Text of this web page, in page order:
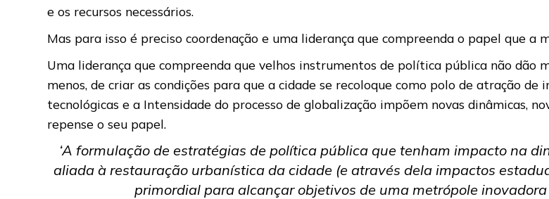
e os recursos necessários.
Mas para isso é preciso coordenação e uma liderança que compreenda o papel que a
Uma liderança que compreenda que velhos instrumentos de política pública não
menos, de criar as condições para que a cidade se recoloque como polo de atração
tecnológicas e a Intensidade do processo de globalização impõem novas dinâmicas,
repense o seu papel.
‘A formulação de estratégias de política pública que tenham impacto na
aliada à restauração urbanística da cidade (e através dela impactos
primordial para alcançar objetivos de uma metrópole inovadora